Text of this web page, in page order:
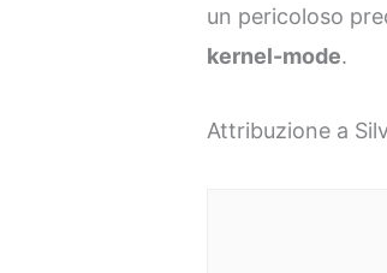
un pericoloso
kernel-mode.
Attribuzione a